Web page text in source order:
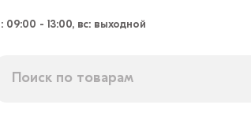
09:00 - 13:00, вс: выходной